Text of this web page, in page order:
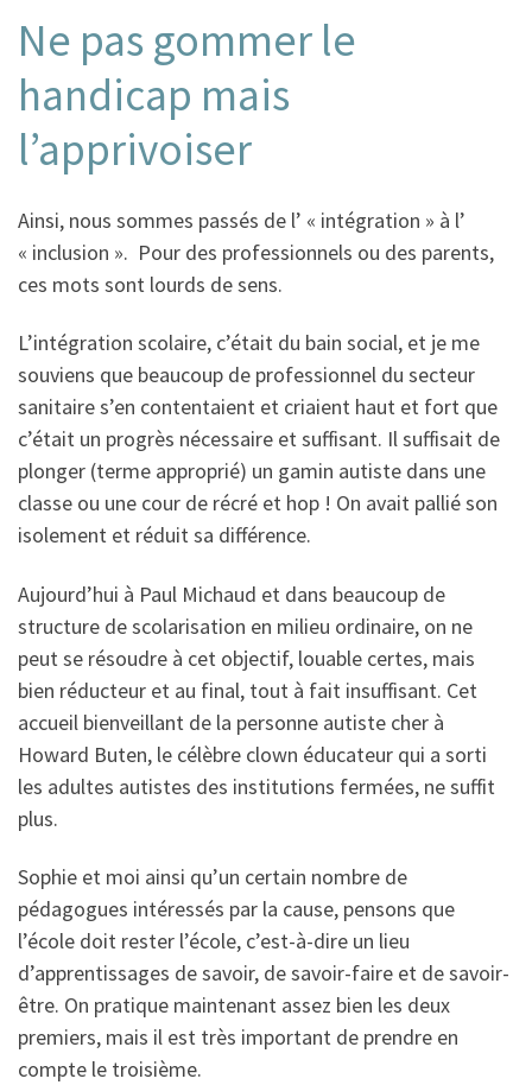
Ne pas gommer le
handicap mais
l’apprivoiser
Ainsi, nous sommes passés de l’ « intégration » à l’
« inclusion ». Pour des professionnels ou des parents,
ces mots sont lourds de sens.
L’intégration scolaire, c’était du bain social, et je me
souviens que beaucoup de professionnel du secteur
sanitaire s’en contentaient et criaient haut et fort que
c’était un progrès nécessaire et suffisant. Il suffisait de
plonger (terme approprié) un gamin autiste dans une
classe ou une cour de récré et hop ! On avait pallié son
isolement et réduit sa différence.
Aujourd’hui à Paul Michaud et dans beaucoup de
structure de scolarisation en milieu ordinaire, on ne
peut se résoudre à cet objectif, louable certes, mais
bien réducteur et au final, tout à fait insuffisant. Cet
accueil bienveillant de la personne autiste cher à
Howard Buten, le célèbre clown éducateur qui a sorti
les adultes autistes des institutions fermées, ne suffit
plus.
Sophie et moi ainsi qu’un certain nombre de
pédagogues intéressés par la cause, pensons que
l’école doit rester l’école, c’est-à-dire un lieu
d’apprentissages de savoir, de savoir-faire et de savoir-
être. On pratique maintenant assez bien les deux
premiers, mais il est très important de prendre en
compte le troisième.